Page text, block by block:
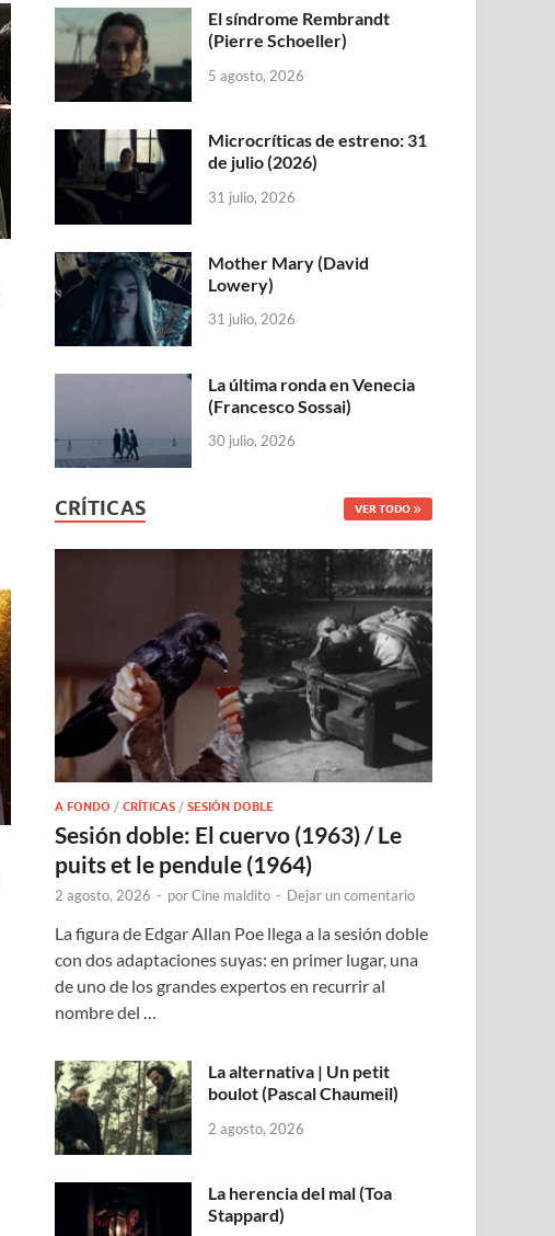
El síndrome Rembrandt
(Pierre Schoeller)
5 agosto, 2026
Microcríticas de estreno: 31
de julio (2026)
31 julio, 2026
Mother Mary (David
Lowery)
31 julio, 2026
La última ronda en Venecia
(Francesco Sossai)
30 julio, 2026
CRÍTICAS VER TODO
A FONDO /CRÍTICAS /SESIÓN DOBLE
Sesión doble: El cuervo (1963) / Le
puits et le pendule (1964)
2 agosto, 2026 - porCine maldito - Dejar un comentario
La figura de Edgar Allan Poe llega a la sesión doble
con dos adaptaciones suyas: en primer lugar, una
de uno de los grandes expertos en recurrir al
nombre del …
La alternativa | Un petit
boulot (Pascal Chaumeil)
2 agosto, 2026
La herencia del mal (Toa
Stappard)